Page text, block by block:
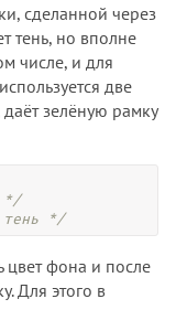
сделанной через
тень, но вполне
числе, и для
две
зелёную рамку
*/
тень */
цвет фона и после
Для этого в